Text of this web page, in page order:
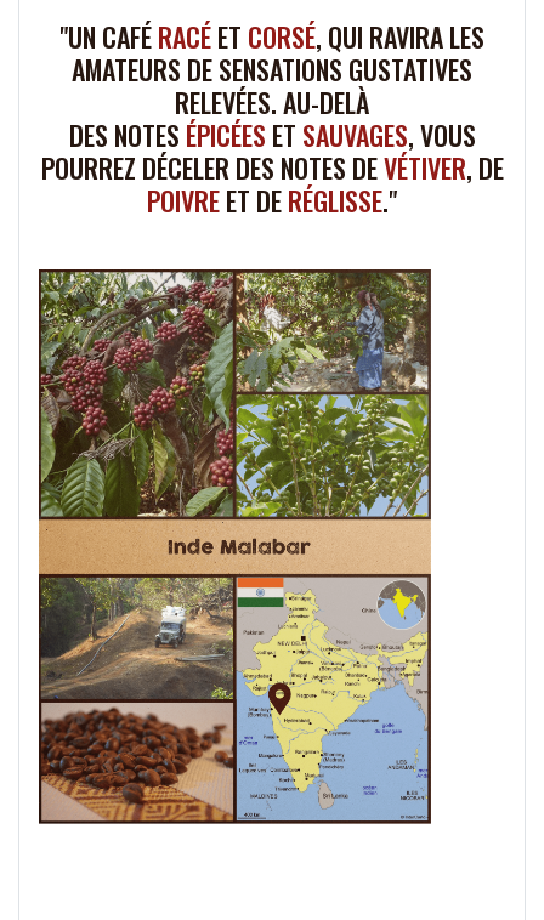
"UN CAFÉRACÉET CORSÉ, QUI RAVIRA LES
AMATEURS DE SENSATIONS GUSTATIVES
RELEVÉES. AU-DELÀ
DES NOTES ÉPICÉES ET SAUVAGES, VOUS
POURREZ DÉCELER DES NOTES DEVÉTIVER, DE
POIVREET DERÉGLISSE."